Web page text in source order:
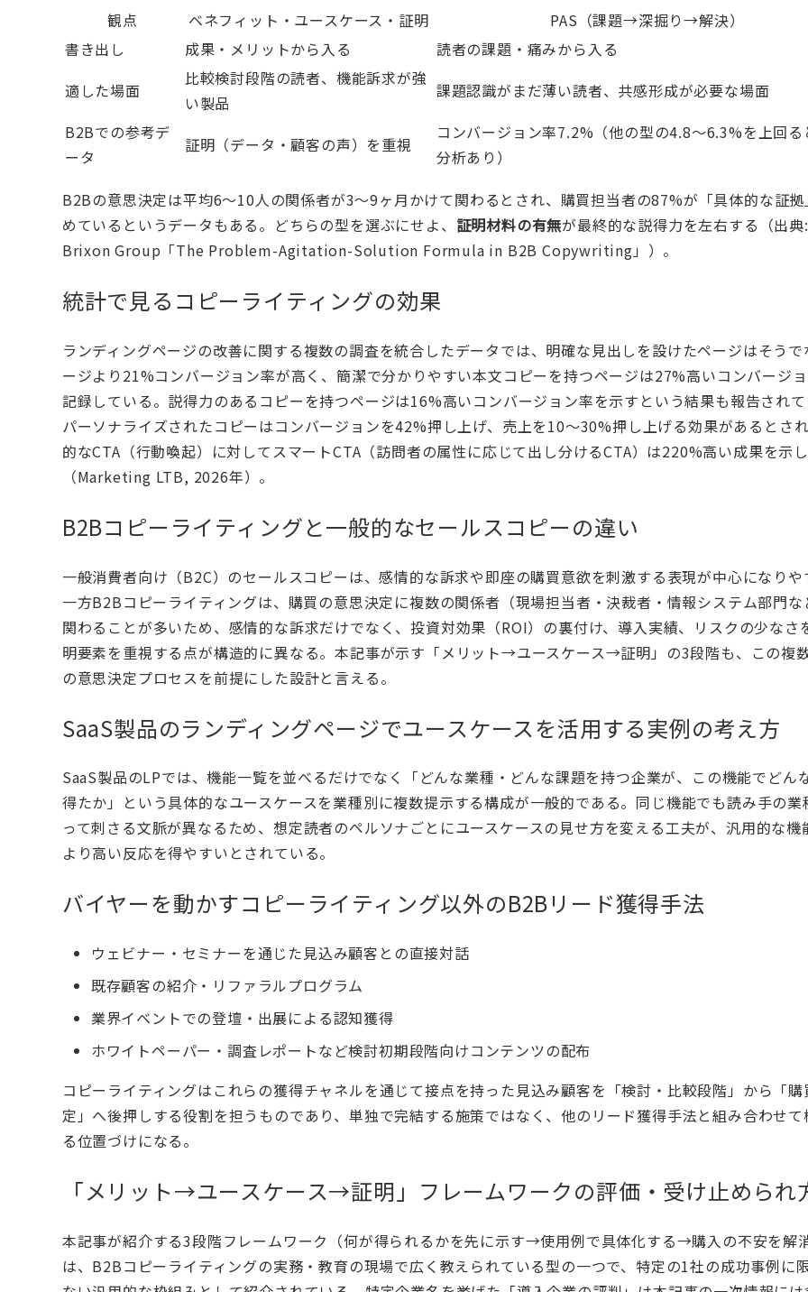
観点
ベネフィット・ユースケース・証明
PAS（課題→深掘り→解決）
書き出し
成果・メリットから入る
読者の課題・痛みから入る
適した場面
比較検討段階の読者、機能訴求が強
い製品
課題認識がまだ薄い読者、共感形成が必要な場面
B2Bでの参考デ
ータ
証明（データ・顧客の声）を重視
コンバージョン率7.2%（他の型の4.8〜6.3%を上回る
分析あり）
B2Bの意思決定は平均6〜10人の関係者が3〜9ヶ月かけて関わるとされ、購買担当者の87%が「具体的な証拠
めているというデータもある。どちらの型を選ぶにせよ、 証明材料の有無が最終的な説得力を左右する（出典:
Brixon Group「The Problem-Agitation-Solution Formula in B2B Copywriting」 ）。
統計で見るコピーライティングの効果
ランディングページの改善に関する複数の調査を統合したデータでは、明確な見出しを設けたページはそうで
ージより21%コンバージョン率が高く、簡潔で分かりやすい本文コピーを持つページは27%高いコンバージ
記録している。説得力のあるコピーを持つページは16%高いコンバージョン率を示すという結果も報告されて
パーソナライズされたコピーはコンバージョンを42%押し上げ、売上を10〜30%押し上げる効果があるとさ
的なCTA（行動喚起）に対してスマートCTA（訪問者の属性に応じて出し分けるCTA）は220%高い成果を示
（Marketing LTB, 2026年）。
B2Bコピーライティングと一般的なセールスコピーの違い
一般消費者向け（B2C）のセールスコピーは、感情的な訴求や即座の購買意欲を刺激する表現が中心になりや
一方B2Bコピーライティングは、購買の意思決定に複数の関係者（現場担当者・決裁者・情報システム部門な
関わることが多いため、感情的な訴求だけでなく、投資対効果（ROI）の裏付け、導入実績、リスクの少なさ
明要素を重視する点が構造的に異なる。本記事が示す「メリット→ユースケース→証明」の3段階も、この複
の意思決定プロセスを前提にした設計と言える。
SaaS製品のランディングページでユースケースを活用する実例の考え方
SaaS製品のLPでは、機能一覧を並べるだけでなく「どんな業種・どんな課題を持つ企業が、この機能でどん
得たか」という具体的なユースケースを業種別に複数提示する構成が一般的である。同じ機能でも読み手の業
って刺さる文脈が異なるため、想定読者のペルソナごとにユースケースの見せ方を変える工夫が、汎用的な機
より高い反応を得やすいとされている。
バイヤーを動かすコピーライティング以外のB2Bリード獲得手法
ウェビナー・セミナーを通じた見込み顧客との直接対話
既存顧客の紹介・リファラルプログラム
業界イベントでの登壇・出展による認知獲得
ホワイトペーパー・調査レポートなど検討初期段階向けコンテンツの配布
コピーライティングはこれらの獲得チャネルを通じて接点を持った見込み顧客を「検討・比較段階」から「購
定」へ後押しする役割を担うものであり、単独で完結する施策ではなく、他のリード獲得手法と組み合わせて
る位置づけになる。
「メリット→ユースケース→証明」フレームワークの評価・受け止められ
本記事が紹介する3段階フレームワーク（何が得られるかを先に示す→使用例で具体化する→購入の不安を解消
は、B2Bコピーライティングの実務・教育の現場で広く教えられている型の一つで、特定の1社の成功事例に